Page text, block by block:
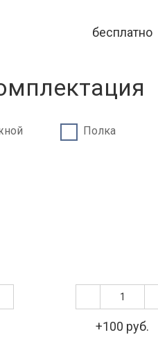
бесплатно
Полка
+100 руб.